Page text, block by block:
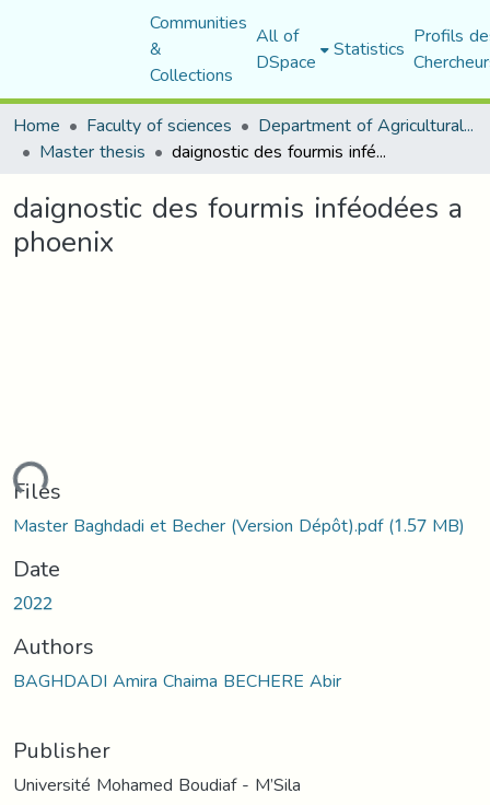
Communities
&
Collections
All of
DSpace Statistics Profils
Home
Faculty of sciences Department of Agricultural Sciences
Master thesis daignostic des fourmis inféodées a phoenix
daignostic des fourmis inféodées a
phoenix
Files
Master Baghdadi et Becher (Version Dépôt).pdf(1.57 MB)
Date
2022
Authors
BAGHDADI Amira Chaima BECHERE Abir
Publisher
Université Mohamed Boudiaf - M’Sila